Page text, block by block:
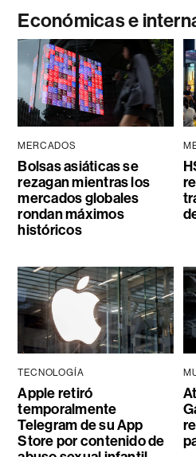
Económicas e
MERCADOS
Bolsas asiáticas se
rezagan mientras los
mercados globales
rondan máximos
históricos
TECNOLOGÍA
Apple retiró
temporalmente
Telegram de su App
Store por contenido de